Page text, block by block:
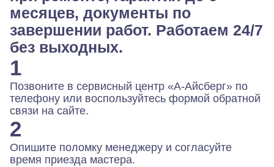
месяцев, документы по
завершении работ. Работаем 24/7
без выходных.
1
Позвоните в сервисный центр «А-Айсберг» по
телефону или воспользуйтесь формой обратной
связи на сайте.
2
Опишите поломку менеджеру и согласуйте
время приезда мастера.